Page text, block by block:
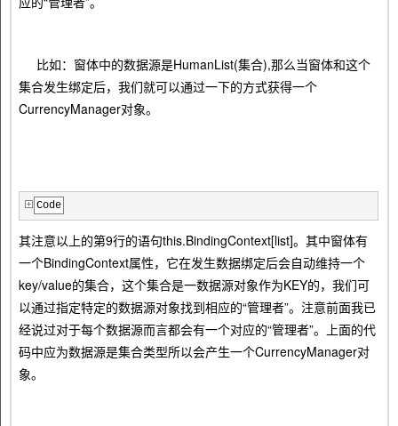
比如：窗体中的数据源是HumanList(集合),那么当窗体和这个
集合发生绑定后，我们就可以通过一下的方式获得一个
CurrencyManager对象。
Code
其注意以上的第9行的语句this.BindingContext[list]。其中窗体有
一个BindingContext属性，它在发生数据绑定后会自动维持一个
key/value的集合，这个集合是一数据源对象作为KEY的，我们可
以通过指定特定的数据源对象找到相应的“管理者”。注意前面我已
经说过对于每个数据源而言都会有一个对应的“管理者”。上面的代
码中应为数据源是集合类型所以会产生一个CurrencyManager对
象。